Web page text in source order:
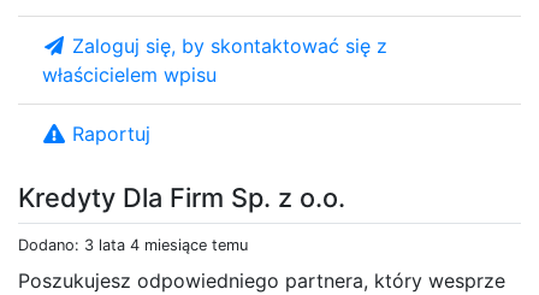
Kredyty Dla Firm Sp. z o.o.
Dodano: 3 lata 4 miesiące temu
Poszukujesz odpowiedniego partnera, który wesprze
Zaloguj się, by skontaktować się z
właścicielem wpisu
Raportuj